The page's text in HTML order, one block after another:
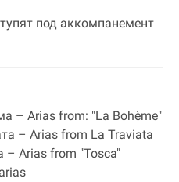
под аккомпанемент
– Arias from: "La Bohème"
– Arias from La Traviata
– Arias from "Tosca"